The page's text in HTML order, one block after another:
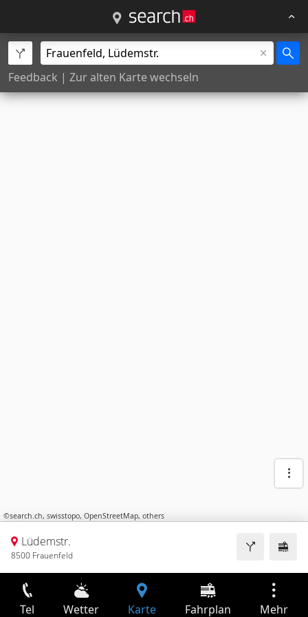
Feedback | Zur alten Karte wechseln
©search.ch, swisstopo, OpenStreetMap, others
Lüdemstr.
8500 Frauenfeld
Tel Wetter Karte Fahrplan Mehr